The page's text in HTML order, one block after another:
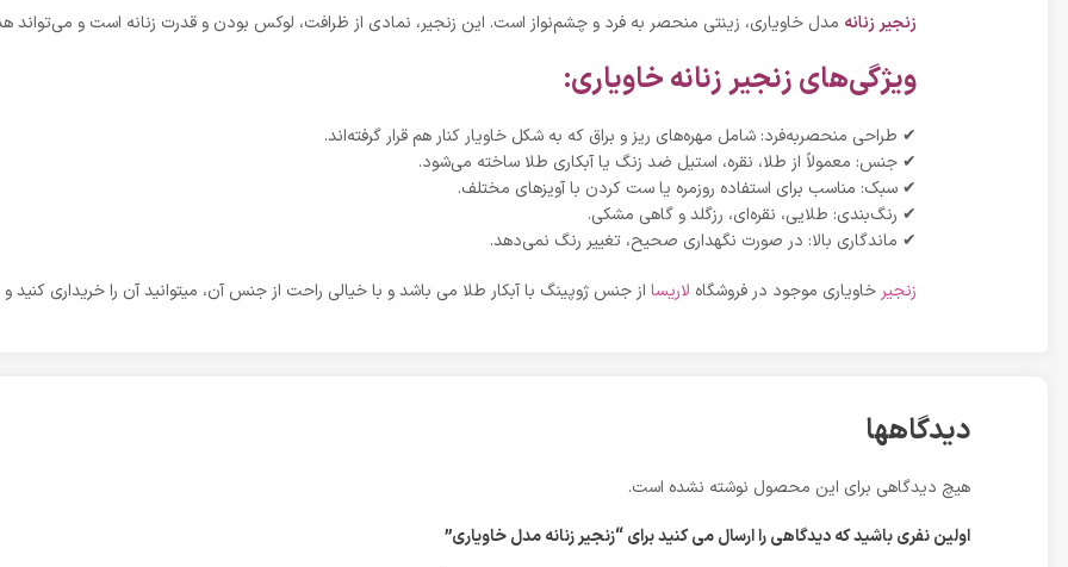
زنجیر زنانه مدل خاویاری، زینتی منحصر به فرد و چشم‌نواز است. این زنجیر، نمادی از ظرافت، لوکس بودن و قدرت زنانه است و می‌تواند
ویژگی‌های زنجیر زنانه خاویاری:
✔ طراحی منحصربه‌فرد: شامل مهره‌های ریز و براق که به شکل خاویار کنار هم قرار گرفته‌اند.
✔ جنس: معمولاً از طلا، نقره، استیل ضد زنگ یا آبکاری طلا ساخته می‌شود.
✔ سبک: مناسب برای استفاده روزمره یا ست کردن با آویزهای مختلف.
✔ رنگ‌بندی: طلایی، نقره‌ای، رزگلد و گاهی مشکی.
✔ ماندگاری بالا: در صورت نگهداری صحیح، تغییر رنگ نمی‌دهد.
زنجیر خاویاری موجود در فروشگاه لاریسا از جنس ژوپینگ با آبکار طلا می باشد و با خیالی راحت از جنس آن، میتوانید آن را خریداری کنید و
دیدگاهها
هیچ دیدگاهی برای این محصول نوشته نشده است.
اولین نفری باشید که دیدگاهی را ارسال می کنید برای “زنجیر زنانه مدل خاویاری”